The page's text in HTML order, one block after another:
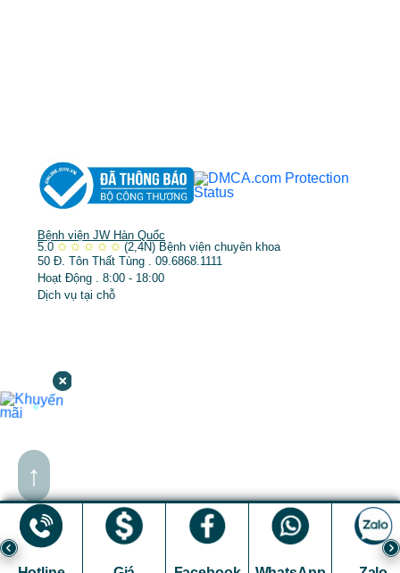
↑
Bệnh viện JW Hàn Quốc
5.0 ✩ ✩ ✩ ✩ ✩ (2,4N) Bệnh viện chuyên khoa
50 Đ. Tôn Thất Tùng . 09.6868.1111
Hoạt Động . 8:00 - 18:00
Dịch vụ tại chỗ